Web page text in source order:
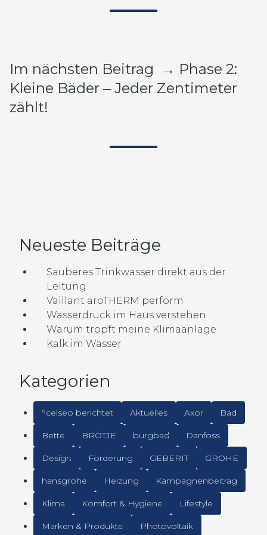
Im nächsten Beitrag → Phase 2:
Kleine Bäder ‒ Jeder Zentimeter
zählt!
Neueste Beiträge
Sauberes Trinkwasser direkt aus der
Leitung
Vaillant aroTHERM perform
Wasserdruck im Haus verstehen
Warum tropft meine Klimaanlage
Kalk im Wasser
Kategorien
°celseo berichtet Aktuelles Axor Bad
Bette BRÖTJE burgbad Danfoss
Design Förderung GEBERIT GROHE
hansgrohe Heizung Kampagnenbeitrag
Klima Komfort & Hygiene Lifestyle
Marken & Produkte Photovoltaik